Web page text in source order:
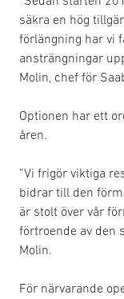
säkra en hög
förlängning har vi
ansträngningar
Molin, chef för
Optionen har ett
åren.
”Vi frigör viktiga
bidrar till den
är stolt över vår
förtroende av den
Molin.
För närvarande